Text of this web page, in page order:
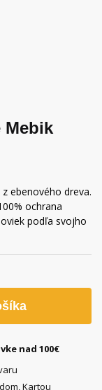
Mebik
ebenového dreva.
ochrana
podľa svojho
nad 100€
Kartou